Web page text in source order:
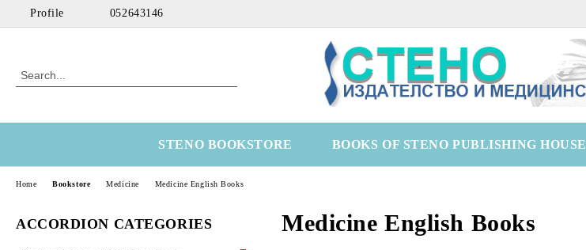
Profile 052643146
STENO BOOKSTORE BOOKS OF STENO PUBLISHING HOUSE
ACCORDION CATEGORIES
Home Bookstore Medicine Medicine English Books
Medicine English Books